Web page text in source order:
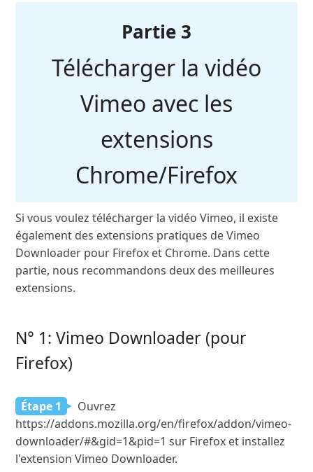
Partie 3
Télécharger la vidéo
Vimeo avec les
extensions
Chrome/Firefox
Si vous voulez télécharger la vidéo Vimeo, il existe
également des extensions pratiques de Vimeo
Downloader pour Firefox et Chrome. Dans cette
partie, nous recommandons deux des meilleures
extensions.
N° 1: Vimeo Downloader (pour
Firefox)
Étape 1
Ouvrez
https://addons.mozilla.org/en/firefox/addon/vimeo-
downloader/#&gid=1&pid=1 sur Firefox et installez
l'extension Vimeo Downloader.